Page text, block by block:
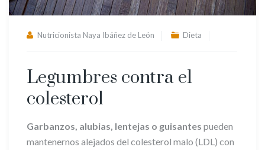
Nutricionista Naya Ibáñez de León Dieta
Legumbres contra el
colesterol
Garbanzos, alubias, lentejas o guisantes pueden
mantenernos alejados del colesterol malo (LDL) con